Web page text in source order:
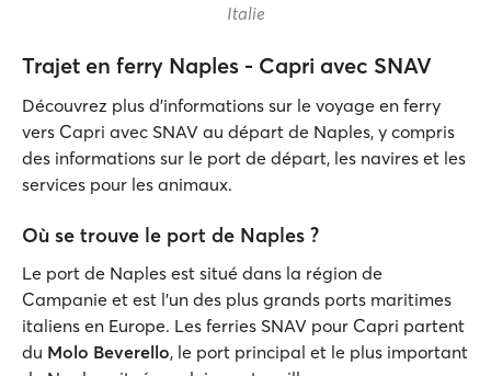
Italie
Trajet en ferry Naples - Capri avec SNAV
Découvrez plus d'informations sur le voyage en ferry
vers Capri avec SNAV au départ de Naples, y compris
des informations sur le port de départ, les navires et les
services pour les animaux.
Où se trouve le port de Naples ?
Le port de Naples est situé dans la région de
Campanie et est l'un des plus grands ports maritimes
italiens en Europe. Les ferries SNAV pour Capri partent
du Molo Beverello, le port principal et le plus important